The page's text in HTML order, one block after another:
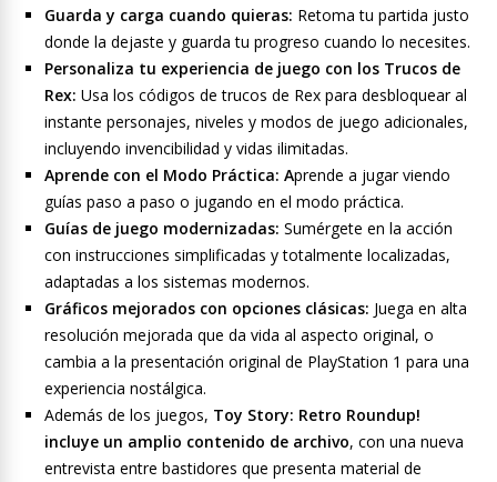
Guarda y carga cuando quieras: Retoma tu partida justo
donde la dejaste y guarda tu progreso cuando lo necesites.
Personaliza tu experiencia de juego con los Trucos de
Rex: Usa los códigos de trucos de Rex para desbloquear al
instante personajes, niveles y modos de juego adicionales,
incluyendo invencibilidad y vidas ilimitadas.
Aprende con el Modo Práctica: Aprende a jugar viendo
guías paso a paso o jugando en el modo práctica.
Guías de juego modernizadas: Sumérgete en la acción
con instrucciones simplificadas y totalmente localizadas,
adaptadas a los sistemas modernos.
Gráficos mejorados con opciones clásicas: Juega en alta
resolución mejorada que da vida al aspecto original, o
cambia a la presentación original de PlayStation 1 para una
experiencia nostálgica.
Además de los juegos, Toy Story: Retro Roundup!
incluye un amplio contenido de archivo, con una nueva
entrevista entre bastidores que presenta material de